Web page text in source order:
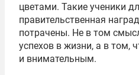
цветами. Такие ученики
правительственная
потрачены. Не в том
успехов в жизни, а в том,
и внимательным.